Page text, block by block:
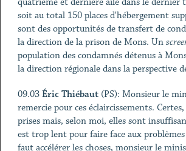
soit au total 150 places d'hébergement
sont des opportunités de transfert de
la direction de la prison de Mons. Un
population des condamnés détenus à
la direction régionale dans la perspective
09.03 Éric Thiébaut (PS): Monsieur le
remercie pour ces éclaircissements.
prises mais, selon moi, elles sont
est trop lent pour faire face aux
faut accélérer les choses, monsieur le